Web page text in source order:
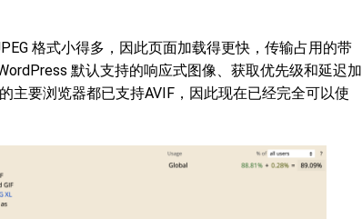
格式小得多，因此页面加载得更快，传输占用的带
默认支持的响应式图像、获取优先级和延迟加
主要浏览器都已支持AVIF，因此现在已经完全可以使